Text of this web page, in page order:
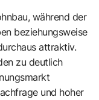
während der
­beziehungsweise
attraktiv.
zu deutlich
und hoher